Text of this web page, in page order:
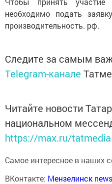
необходимо подать
производительность. рф.
Следите за самым
Telegram-канале
Читайте новости
национальном
https://max.ru/tatmedia
Самое интересное в наших
ВКонтакте: Мензелинск